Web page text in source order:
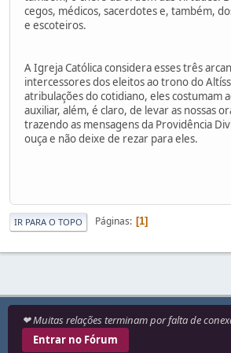
cegos, médicos, sacerdotes e, também,
e escoteiros.
A Igreja Católica considera esses três
intercessores dos eleitos ao trono do
atribulações do cotidiano, eles costumam
auxiliar, além, é claro, de levar as nossas
trazendo as mensagens da Providência
ouça e não deixe de rezar para eles.
IR PARA O TOPO Páginas 1
❤ Muitas relações terminam por falta de
Entrar no Fórum